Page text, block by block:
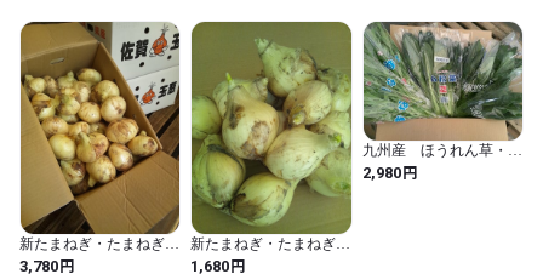
が中心となりますので、正規品に比べ、日持ちの面や痛み等が出
やすくなっております。ご理解の上お買い上げください。
【商品説明】
生産量が全国で第二位の佐賀県産のたまねぎ。佐賀県では3月
から4月下旬にかけて収穫されそのまま出荷される「新たまね
ぎ」から、5月から10月上旬ぐらいまで貯蔵出荷される「たまね
ぎ」まで、約８ヶ月間ほどがたまねぎのシーズンになります。
これはその規格外品、いわゆる「訳あり」です。こちらは約
新たまねぎ・たまねぎ
佐賀県産 1ケース 約
3,780円
新たまねぎ・たまねぎ
佐賀県産 規格外品 1
1,680円
九州産 ほうれん草・小
松菜・水菜 葉物野菜
3品目 詰合せセット
2,980円